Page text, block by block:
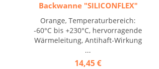
Backwanne "SILICONFLEX"
Orange, Temperaturbereich:
-60°C bis +230°C, hervorragende
Wärmeleitung, Antihaft-Wirkung
...
14,45 €